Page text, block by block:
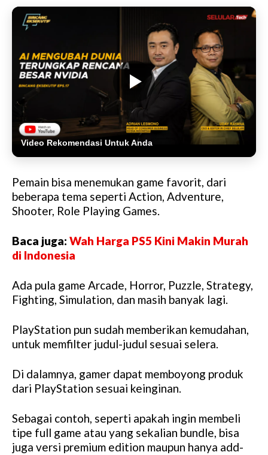
Video Rekomendasi Untuk Anda
Pemain bisa menemukan game favorit, dari
beberapa tema seperti Action, Adventure,
Shooter, Role Playing Games.
Baca juga: Wah Harga PS5 Kini Makin Murah
di Indonesia
Ada pula game Arcade, Horror, Puzzle, Strategy,
Fighting, Simulation, dan masih banyak lagi.
PlayStation pun sudah memberikan kemudahan,
untuk memfilter judul-judul sesuai selera.
Di dalamnya, gamer dapat memboyong produk
dari PlayStation sesuai keinginan.
Sebagai contoh, seperti apakah ingin membeli
tipe full game atau yang sekalian bundle, bisa
juga versi premium edition maupun hanya add-